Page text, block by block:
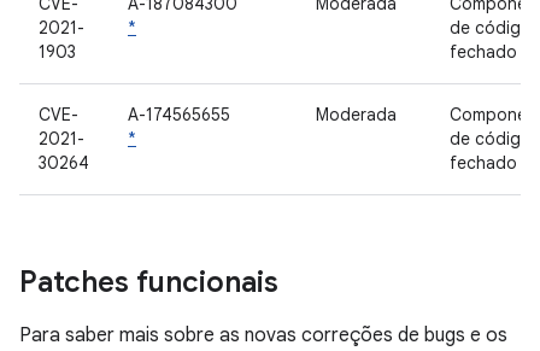
2021-
1903
*
de código
fechado
CVE-
2021-
30264
A-174565655
*
Moderada
de código
fechado
Patches funcionais
Para saber mais sobre as novas correções de bugs e os